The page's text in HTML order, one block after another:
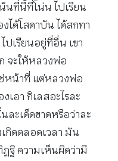
นที่นี้ที่โน่น ไปเรียน
ได้โสดาบัน ได้สกทา
ปเรียนอยู่ที่อื่น เขา
จะให้หลวงพ่อ
ช่หน้าที่ แต่หลวงพ่อ
เอา กิเลสอะไรละ
ละเด็ดขาดหรือว่าละ
กิดตลอดเวลา มัน
ฏฐิ ความเห็นผิดว่ามี